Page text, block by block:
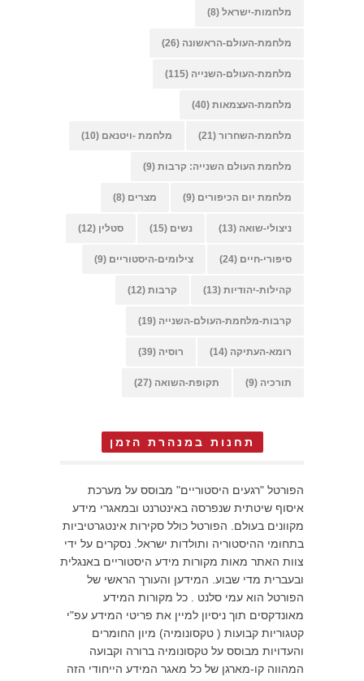
מלחמות-ישראל (8)
מלחמת-העולם-הראשונה (26)
מלחמת-העולם-השנייה (115)
מלחמת-העצמאות (40)
מלחמת-השחרור (21) מלחמת -ויטנאם (10)
מלחמת העולם השנייה: קרבות (9)
מלחמת יום הכיפורים (9) מצרים (8)
ניצולי-שואה (13) נשים (15) סטלין (12)
סיפורי-חיים (24) צילומים-היסטוריים (9)
קהילות-יהודיות (13) קרבות (12)
קרבות-מלחמת-העולם-השנייה (19)
רומא-העתיקה (14) רוסיה (39)
תורכיה (9) תקופת-השואה (27)
תחנות במנהרת הזמן
הפורטל "רגעים היסטוריים" מבוסס על מערכת
איסוף שיטתית שנפרסה באינטרנט ובמאגרי מידע
מקוונים בעולם. הפורטל כולל סקירות אינטגרטיביות
בתחומי ההיסטוריה ותולדות ישראל. נסקרים על ידי
צוות האתר מאות מקורות מידע היסטוריים באנגלית
ובעברית מדי שבוע. המידען והעורך הראשי של
הפורטל הוא עמי סלנט . כל מקורות המידע
מאונדקסים תוך ניסיון למיין את פריטי המידע עפ"י
קטגוריות קבועות ( טקסונומיה) מיון החומרים
והעדויות מבוסס על טקסונומיה ברורה וקבועה
המהווה קו-מארגן של כל מאגר המידע הייחודי הזה